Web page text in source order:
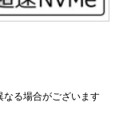
る場合がございます